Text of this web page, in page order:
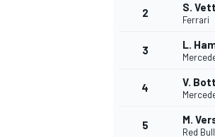
2 S.
Ferrari
3 L.
4 V.
5 M.
Red